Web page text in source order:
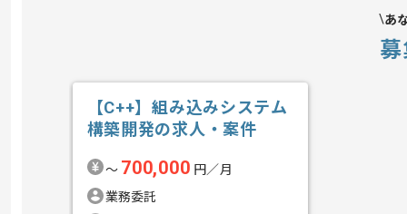
あ
【C++】組み込みシステム
構築開発の求人・案件
〜 700,000 円／月
業務委託